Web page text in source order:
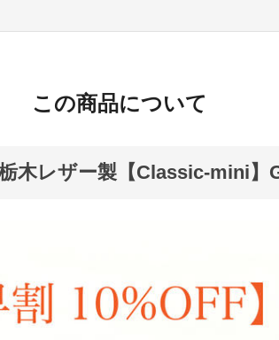
この商品について
栃木レザー製【Classic-mini】